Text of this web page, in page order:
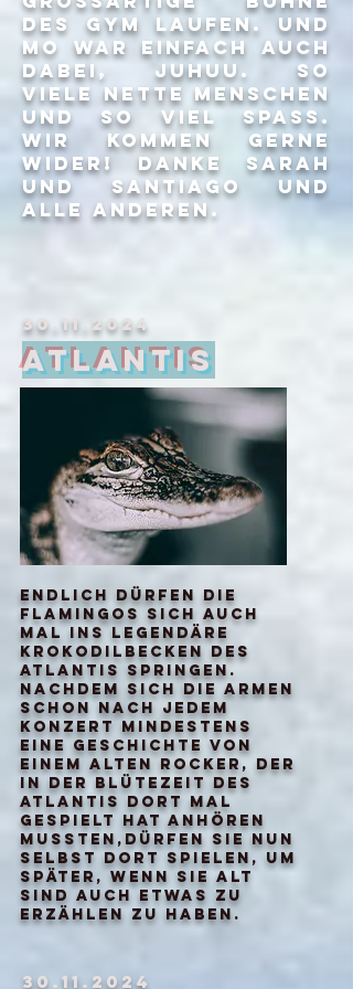
des gym laufen. und
mo war einfach auch
dabei, juhuu. so
viele nette menschen
und so viel spass.
wir kommen gerne
wider! danke sarah
und santiago und
alle anderen.
30.11.2024
Atlantis
Endlich dürfen die
Flamingos sich auch
mal ins legendäre
krokodilbecken des
atlantis springen.
nachdem sich die armen
schon nach jedem
konzert mindestens
eine geschichte von
einem alten rocker, der
in der blütezeit des
atlantis dort mal
gespielt hat anhören
mussten,dürfen sie nun
selbst dort spielen, um
später, wenn sie alt
sind auch etwas zu
erzählen zu haben.
30.11.2024